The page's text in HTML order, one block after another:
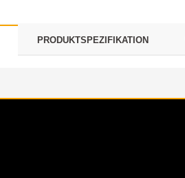
PRODUKTSPEZIFIKATION